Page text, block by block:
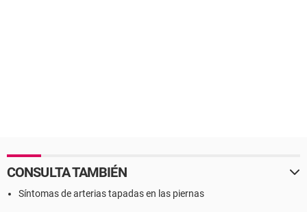
CONSULTA TAMBIÉN
Síntomas de arterias tapadas en las piernas